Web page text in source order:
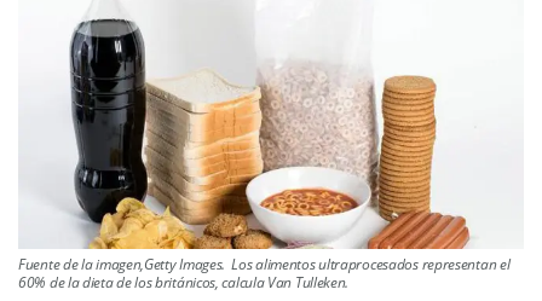
Fuente de la imagen,Getty Images. Los alimentos ultraprocesados representan el
60% de la dieta de los británicos, calcula Van Tulleken.